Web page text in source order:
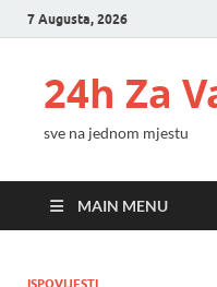
7 Augusta, 2026
24h Za
sve na jednom mjestu
MAIN MENU
ISPOVIJESTI